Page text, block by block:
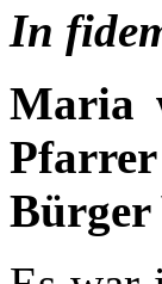
In
Maria